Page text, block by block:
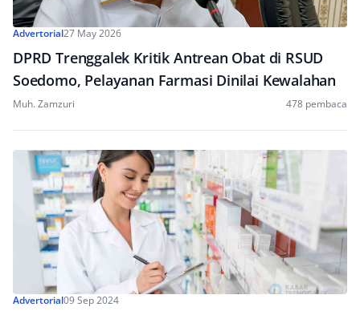
Advertorial27 May 2026
DPRD Trenggalek Kritik Antrean Obat di RSUD
Soedomo, Pelayanan Farmasi Dinilai Kewalahan
Muh. Zamzuri 478 pembaca
Advertorial09 Sep 2024